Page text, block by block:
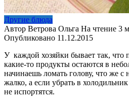
Другие блюда
Автор Ветрова Ольга На чтение 3
Опубликовано 11.12.2015
У каждой хозяйки бывает так, что
какие-то продукты остаются в
начинаешь ломать голову, что же
жалко, а если убрать в
не испортятся.